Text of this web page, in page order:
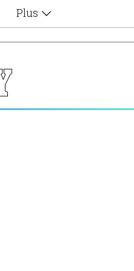
Plus